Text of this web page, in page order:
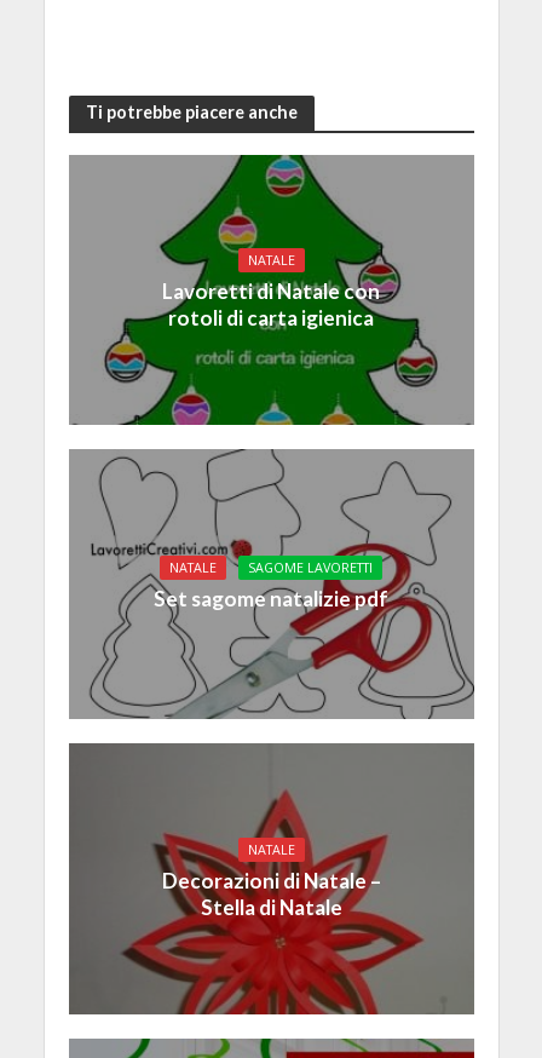
Ti potrebbe piacere anche
NATALE
Lavoretti di Natale con
rotoli di carta igienica
NATALE SAGOME LAVORETTI
Set sagome natalizie pdf
NATALE
Decorazioni di Natale –
Stella di Natale